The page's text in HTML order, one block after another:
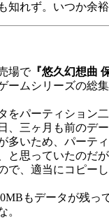
れず。いつか余
場で『悠久幻想曲
ムシリーズの総
パーティション
三ヶ月も前のデ
いため、パーテ
思っていたのだ
、適当にコピー
もデータが残っ
。